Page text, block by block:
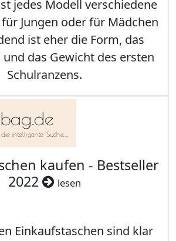
jedes Modell verschiedene
Jungen oder für Mädchen
ist eher die Form, das
das Gewicht des ersten
Schulranzens.
kaufen - Bestseller
2022
lesen
Einkaufstaschen sind klar